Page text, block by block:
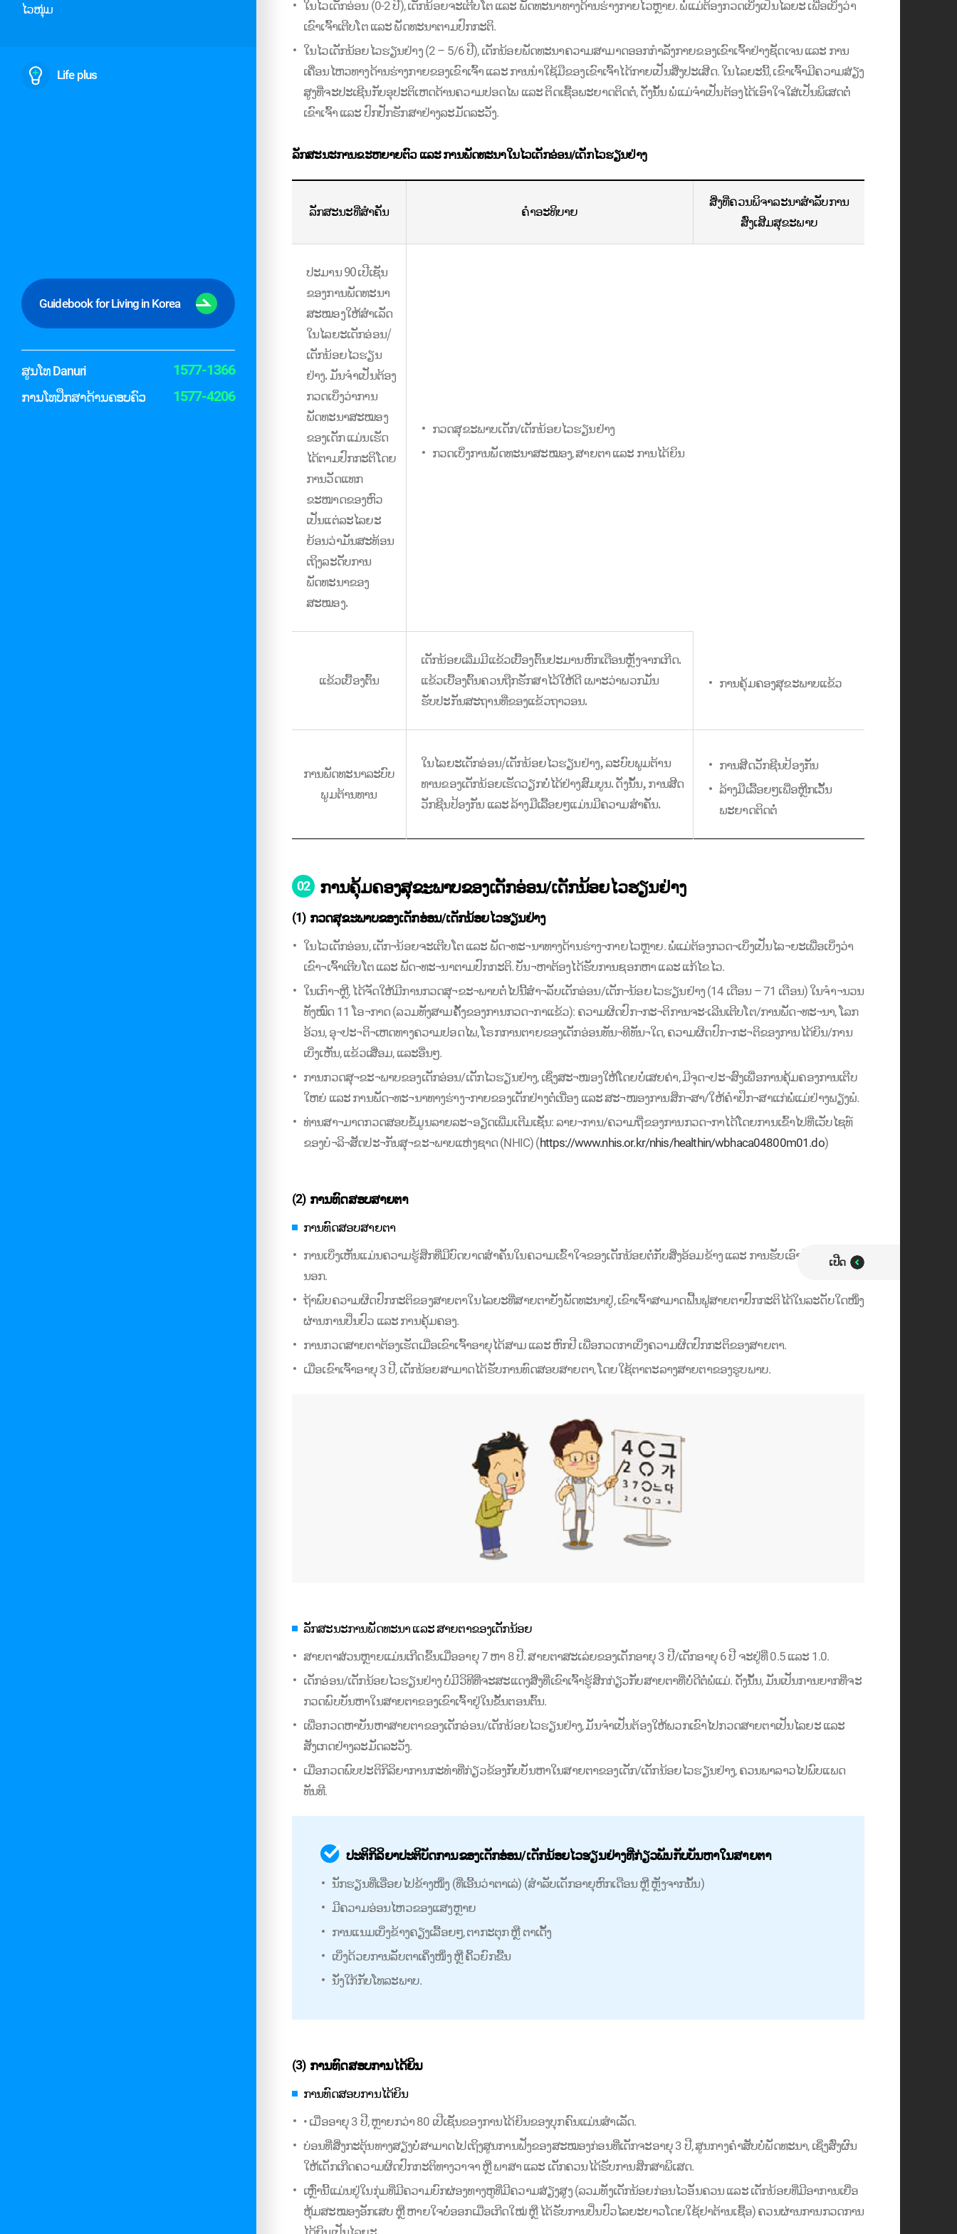
ໄວໜຸ່ມ
Life plus
Guidebook for Living in Korea
ສູນໂທ Danuri 1577-1366
ການໂທປຶກສາດ້ານຄອບຄົວ 1577-4206
ໃນໄວເດັກອ່ອນ (0-2 ປີ), ເດັກນ້ອຍຈະເຕີບໂຕ ແລະ ພັດທະນາທາງດ້ານຮ່າງກາຍໄວຫຼາຍ. ພໍ່ແມ່ຕ້ອງກວດເບິ່ງເປັນໄລຍະ ເພື່ອເບິ່ງວ່າ
ເຂົາເຈົ້າເຕີບໂຕ ແລະ ພັດທະນາຕາມປົກກະຕິ.
ໃນໄວເດັກນ້ອຍໄວຮຽນຢ່າງ (2 – 5/6 ປີ), ເດັກນ້ອຍພັດທະນາຄວາມສາມາດອອກກໍາລັງກາຍຂອງເຂົາເຈົ້າຢ່າງຊັດເຈນ ແລະ ການ
ເຄື່ອນໄຫວທາງດ້ານຮ່າງກາຍຂອງເຂົາເຈົ້າ ແລະ ການນໍາໃຊ້ມືຂອງເຂົາເຈົ້າໄດ້ກາຍເປັນສິ່ງປະເສີດ. ໃນໄລຍະນີ້, ເຂົາເຈົ້າມີຄວາມສ່ຽງ
ສູງທີ່ຈະປະເຊີນກັບອຸປະຕິເຫດດ້ານຄວາມປອດໄພ ແລະ ຕິດເຊື້ອພະຍາດຕິດຕໍ່, ດັ່ງນັ້ນ ພໍ່ແມ່ຈໍາເປັນຕ້ອງໄດ້ເອົາໃຈໃສ່ເປັນພິເສດຕໍ່
ເຂົາເຈົ້າ ແລະ ປົກປັກຮັກສາຢ່າງລະມັດລະວັງ.
ລັກສະນະການຂະຫຍາຍຕົວ ແລະ ການພັດທະນາໃນໄວເດັກອ່ອນ/ເດັກໄວຮຽນຢ່າງ
ລັກສະນະທີ່ສໍາຄັນ ຄໍາອະທິບາຍ
ສິ່ງທີ່ຄວນພິຈາລະນາສໍາລັບການ
ສົ່ງເສີມສຸຂະພາບ
ປະມານ 90 ເປີເຊັນ
ຂອງການພັດທະນາ
ສະໝອງໃຫ້ສໍາເລັດ
ໃນໄລຍະເດັກອ່ອນ/
ເດັກນ້ອຍໄວຮຽນ
ຢ່າງ. ມັນຈຳເປັນຕ້ອງ
ກວດເບິ່ງວ່າການ
ພັດທະນາສະໝອງ
ຂອງເດັກ ແມ່ນເຮັດ
ໄດ້ຕາມປົກກະຕິໂດຍ
ການວັດແທກ
ຂະໜາດຂອງຫົວ
ເປັນແຕ່ລະໄລຍະ
ຍ້ອນວ່າມັນສະທ້ອນ
ເຖິງລະດັບການ
ພັດທະນາຂອງ
ສະໝອງ.
ກວດສຸຂະພາບເດັກ/ເດັກນ້ອຍໄວຮຽນຢ່າງ
ກວດເບິ່ງການພັດທະນາສະໝອງ, ສາຍຕາ ແລະ ການໄດ້ຍິນ
ແຂ້ວເບື້ອງຕົ້ນ
ເດັກນ້ອຍເລີ່ມມີແຂ້ວເບື້ອງຕົ້ນປະມານຫົກເດືອນຫຼັງຈາກເກີດ.
ແຂ້ວເບື້ອງຕົ້ນຄວນຖືກຮັກສາໄວ້ໃຫ້ດີ ເພາະວ່າພວກມັນ
ຮັບປະກັນສະຖານທີ່ຂອງແຂ້ວຖາວອນ.
ການຄຸ້ມຄອງສຸຂະພາບແຂ້ວ
ການພັດທະນາລະບົບ
ພູມຕ້ານທານ
ໃນໄລຍະເດັກອ່ອນ/ເດັກນ້ອຍໄວຮຽນຢ່າງ, ລະບົບພູມຕ້ານ
ທານຂອງເດັກນ້ອຍເຮັດວຽກບໍ່ໄດ້ຢ່າງສົມບູນ. ດັ່ງນັ້ນ, ການສີດ
ວັກຊີນປ້ອງກັນ ແລະ ລ້າງມືເລື້ອຍໆແມ່ນມີຄວາມສໍາຄັນ.
ການສີດວັກຊີນປ້ອງກັນ
ລ້າງມືເລື້ອຍໆເພື່ອຫຼີກເວັ້ນ
ພະຍາດຕິດຕໍ່
02 ການຄຸ້ມຄອງສຸຂະພາບຂອງເດັກອ່ອນ/ເດັກນ້ອຍໄວຮຽນຢ່າງ
(1) ກວດສຸຂະພາບຂອງເດັກອ່ອນ/ເດັກນ້ອຍໄວຮຽນຢ່າງ
ໃນໄວເດັກອ່ອນ, ເດັກ¬ນ້ອຍຈະເຕີບໂຕ ແລະ ພັດ¬ທະ¬ນາທາງດ້ານຮ່າງ¬ກາຍໄວຫຼາຍ. ພໍ່ແມ່ຕ້ອງກວດ¬ເບິ່ງເປັນໄລ¬ຍະເພື່ອເບິ່ງວ່າ
ເຂົາ¬ເຈົ້າເຕີບໂຕ ແລະ ພັດ¬ທະ¬ນາຕາມປົກກະຕິ. ບັນ¬ຫາຕ້ອງໄດ້ຮັບການຊອກຫາ ແລະ ແກ້ໄຂໄວ.
ໃນເກົາ¬ຫຼີ, ໄດ້ຈັດໃຫ້ມີການກວດສຸ¬ຂະ¬ພາບຕໍ່ໄປນີ້ສຳ¬ລັບເດັກອ່ອນ/ເດັກ¬ນ້ອຍໄວຮຽນຢ່າງ (14 ເດືອນ – 71 ເດືອນ) ໃນຈຳ¬ນວນ
ທັງໝົດ 11 ໂອ¬ກາດ (ລວມທັງສາມຄັ້ງຂອງການກວດ¬ກາແຂ້ວ): ຄວາມຜິດປົກ¬ກະ¬ຕິການຈະ-ເລີນເຕີບໂຕ/ການພັດ¬ທະ¬ນາ, ໂລກ
ອ້ວນ, ອຸ¬ປະ¬ຕິ¬ເຫດທາງຄວາມປອດໄພ, ໂຣກການຕາຍຂອງເດັກອ່ອນທັນ¬ທີທັນ¬ໃດ, ຄວາມຜິດປົກ¬ກະ¬ຕິຂອງການໄດ້ຍິນ/ການ
ເບິ່ງເຫັນ, ແຂ້ວເສື່ອມ, ແລະອື່ນໆ.
ການກວດສຸ¬ຂະ¬ພາບຂອງເດັກອ່ອນ/ເດັກໄວຮຽນຢ່າງ, ເຊິ່ງສະ¬ໜອງໃຫ້ໂດຍບໍ່ເສຍຄ່າ, ມີຈຸດ¬ປະ¬ສົງເພື່ອການຄຸ້ມຄອງການເຕີບ
ໃຫຍ່ ແລະ ການພັດ¬ທະ¬ນາທາງຮ່າງ¬ກາຍຂອງເດັກຢ່າງຕໍ່ເນື່ອງ ແລະ ສະ¬ໜອງການສຶກ¬ສາ/ໃຫ້ຄຳປຶກ¬ສາແກ່ພໍ່ແມ່ຢ່າງພຽງພໍ.
ທ່ານສາ¬ມາດກວດສອບຂໍ້ມູນລາຍລະ¬ອຽດເພີ່ມເຕີມເຊັ່ນ: ລາຍ¬ການ/ຄວາມຖີ່ຂອງການກວດ¬ກາໄດ້ໂດຍການເຂົ້າໄປທີ່ເວັບໄຊທ໌
ຂອງບໍ¬ລິ¬ສັດປະ¬ກັນສຸ¬ຂະ¬ພາບແຫ່ງຊາດ (NHIC) (https://www.nhis.or.kr/nhis/healthin/wbhaca04800m01.do)
(2) ການທົດສອບສາຍຕາ
ການທົດສອບສາຍຕາ
ການເບິ່ງເຫັນແມ່ນຄວາມຮູ້ສຶກທີ່ມີບົດບາດສຳຄັນໃນຄວາມເຂົ້າໃຈຂອງເດັກນ້ອຍຕໍ່ກັບສິ່ງອ້ອມຂ້າງ ແລະ ການຮັບເອົາຂໍ້ມູນພາຍ
ນອກ.
ຖ້າພົບຄວາມຜິດປົກກະຕິຂອງສາຍຕາໃນໄລຍະທີ່ສາຍຕາຍັງພັດທະນາຢູ່, ເຂົາເຈົ້າສາມາດຟື້ນຟູສາຍຕາປົກກະຕິໄດ້ໃນລະດັບໃດໜຶ່ງ
ຜ່ານການປິ່ນປົວ ແລະ ການຄຸ້ມຄອງ.
ການກວດສາຍຕາຕ້ອງເຮັດເມື່ອເຂົາເຈົ້າອາຍຸໄດ້ສາມ ແລະ ຫົກປີ ເພື່ອກວດກາເບິ່ງຄວາມຜິດປົກກະຕິຂອງສາຍຕາ.
ເມື່ອເຂົາເຈົ້າອາຍຸ 3 ປີ, ເດັກນ້ອຍສາມາດໄດ້ຮັບການທົດສອບສາຍຕາ, ໂດຍໃຊ້ຕາຕະລາງສາຍຕາຂອງຮູບພາບ.
ລັກສະນະການພັດທະນາ ແລະ ສາຍຕາຂອງເດັກນ້ອຍ
ສາຍຕາສ່ວນຫຼາຍແມ່ນເກີດຂຶ້ນເມື່ອອາຍຸ 7 ຫາ 8 ປີ. ສາຍຕາສະເລ່ຍຂອງເດັກອາຍຸ 3 ປີ/ເດັກອາຍຸ 6 ປີ ຈະຢູ່ທີ່ 0.5 ແລະ 1.0.
ເດັກອ່ອນ/ເດັກນ້ອຍໄວຮຽນຢ່າງ ບໍ່ມີວິທີທີ່ຈະສະແດງສິ່ງທີ່ເຂົາເຈົ້າຮູ້ສຶກກ່ຽວກັບສາຍຕາທີ່ບໍ່ດີຕໍ່ພໍ່ແມ່. ດັ່ງນັ້ນ, ມັນເປັນການຍາກທີ່ຈະ
ກວດພົບບັນຫາໃນສາຍຕາຂອງເຂົາເຈົ້າຢູ່ໃນຂັ້ນຕອນຕົ້ນ.
ເພື່ອກວດຫາບັນຫາສາຍຕາຂອງເດັກອ່ອນ/ເດັກນ້ອຍໄວຮຽນຢ່າງ, ມັນຈໍາເປັນຕ້ອງໃຫ້ພວກເຂົາໄປກວດສາຍຕາເປັນໄລຍະ ແລະ
ສັງເກດຢ່າງລະມັດລະວັງ.
ເມື່ອກວດພົບປະຕິກິລິຍາການກະທຳທີ່ກ່ຽວຂ້ອງກັບບັນຫາໃນສາຍຕາຂອງເດັກ/ເດັກນ້ອຍໄວຮຽນຢ່າງ, ຄວນພາລາວໄປພົບແພດ
ທັນທີ.
ປະຕິກິລິຍາປະຕິບັດການຂອງເດັກອ່ອນ/ເດັກນ້ອຍໄວຮຽນຢ່າງທີ່ກ່ຽວພັນກັບບັນຫາໃນສາຍຕາ
ນັກຮຽນທີ່ເອື່ອຍໄປຂ້າງໜຶ່ງ (ທີ່ເອີ້ນວ່າຕາເລ່) (ສຳລັບເດັກອາຍຸຫົກເດືອນ ຫຼື ຫຼັງຈາກນັ້ນ)
ມີຄວາມອ່ອນໄຫວຂອງແສງຫຼາຍ
ການແນມເບິ່ງຂ້າງຄຽງເລື້ອຍໆ, ຕາກະຕຸກ ຫຼື ຕາເດັ້ງ
ເບິ່ງດ້ວຍການລັບຕາເຄິ່ງໜຶ່ງ ຫຼື ຄິ້ວຍົກຂື້ນ
ນັ່ງໃກ້ກັບໂທລະພາບ.
(3) ການທົດສອບການໄດ້ຍິນ
ການທົດສອບການໄດ້ຍິນ
• ເມື່ອອາຍຸ 3 ປີ, ຫຼາຍກວ່າ 80 ເປີເຊັນຂອງການໄດ້ຍິນຂອງບຸກຄົນແມ່ນສໍາເລັດ.
ບ່ອນທີ່ສິ່ງກະຕຸ້ນທາງສຽງບໍ່ສາມາດໄປເຖິງສູນການຟັງຂອງສະໝອງກ່ອນທີ່ເດັກຈະອາຍຸ 3 ປີ, ສູນກາງຄຳສັບບໍ່ພັດທະນາ, ເຊິ່ງສົ່ງຜົນ
ໃຫ້ເດັກເກີດຄວາມຜິດປົກກະຕິທາງວາຈາ ຫຼື ພາສາ ແລະ ເດັກຄວນໄດ້ຮັບການສຶກສາພິເສດ.
ເຫຼົ່ານີ້ແມ່ນຢູ່ໃນກຸ່ມທີ່ມີຄວາມບົກຜ່ອງທາງຫູທີ່ມີຄວາມສ່ຽງສູງ (ລວມທັງເດັກນ້ອຍກ່ອນໄວອັນຄວນ ແລະ ເດັກນ້ອຍທີ່ມີອາການເຍື່ອ
ຫຸ້ມສະໝອງອັກເສບ ຫຼື ຫາຍໃຈບໍ່ອອກເມື່ອເກີດໃໝ່ ຫຼື ໄດ້ຮັບການປິ່ນປົວໄລຍະຍາວໂດຍໃຊ້ຢາຕ້ານເຊື້ອ) ຄວນຜ່ານການກວດການ
ເປີດ